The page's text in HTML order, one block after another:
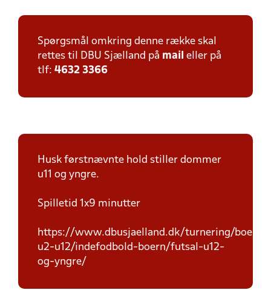
Spørgsmål omkring denne række skal
rettes til DBU Sjælland på mail eller på
tlf: 4632 3366
Husk førstnævnte hold stiller dommer
u11 og yngre.
Spilletid 1x9 minutter
https://www.dbusjaelland.dk/turnering/boern-
u2-u12/indefodbold-boern/futsal-u12-
og-yngre/